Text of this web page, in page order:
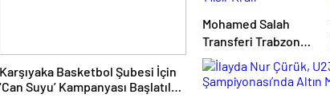
Karşıyaka Basketbol Şubesi İçin
‘Can Suyu’ Kampanyası Başlatıldı:
Mohamed Salah
Transferi Trabzon
Yerel Basınında:
‘Mısır Kralı
Trabzon’da’